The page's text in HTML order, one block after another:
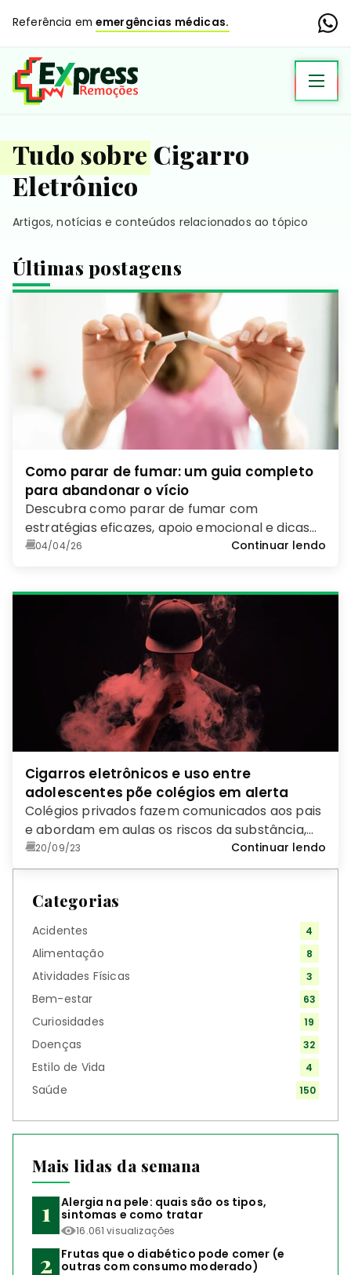
Referência ememergências médicas.
Tudo sobre Cigarro
Eletrônico
Artigos, notícias e conteúdos relacionados ao tópico
Últimas postagens
Como parar de fumar: um guia completo
para abandonar o vício
Descubra como parar de fumar com
estratégias eficazes, apoio emocional e dicas
práticas para vencer o vício do tabaco.
04/04/26 Continuar lendo
Cigarros eletrônicos e uso entre
adolescentes põe colégios em alerta
Colégios privados fazem comunicados aos pais
e abordam em aulas os riscos da substância,
vista muitas vezes como inofensiva
20/09/23 Continuar lendo
Categorias
Acidentes 4
Alimentação 8
Atividades Físicas 3
Bem-estar 63
Curiosidades 19
Doenças 32
Estilo de Vida 4
Saúde 150
Mais lidas da semana
Alergia na pele: quais são os tipos,
sintomas e como tratar
16.061 visualizações
Frutas que o diabético pode comer (e
outras com consumo moderado)